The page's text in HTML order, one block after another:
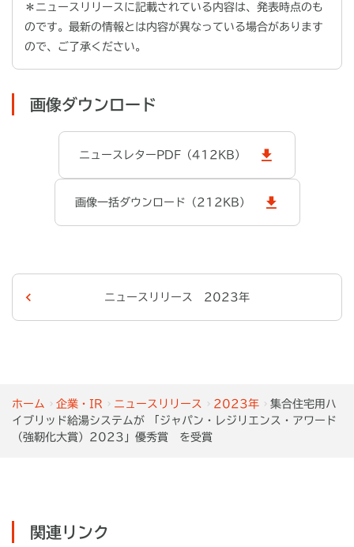
ホーム 企業・IR ニュースリリース 2023年
集合住宅用ハ
イブリッド給湯システムが 「ジャパン・レジリエンス・アワード
（強靭化大賞）2023」優秀賞 を受賞
＊ニュースリリースに記載されている内容は、発表時点のも
のです。最新の情報とは内容が異なっている場合があります
ので、ご了承ください。
画像ダウンロード
ニュースレターPDF（412KB）
画像一括ダウンロード（212KB）
ニュースリリース 2023年
関連リンク